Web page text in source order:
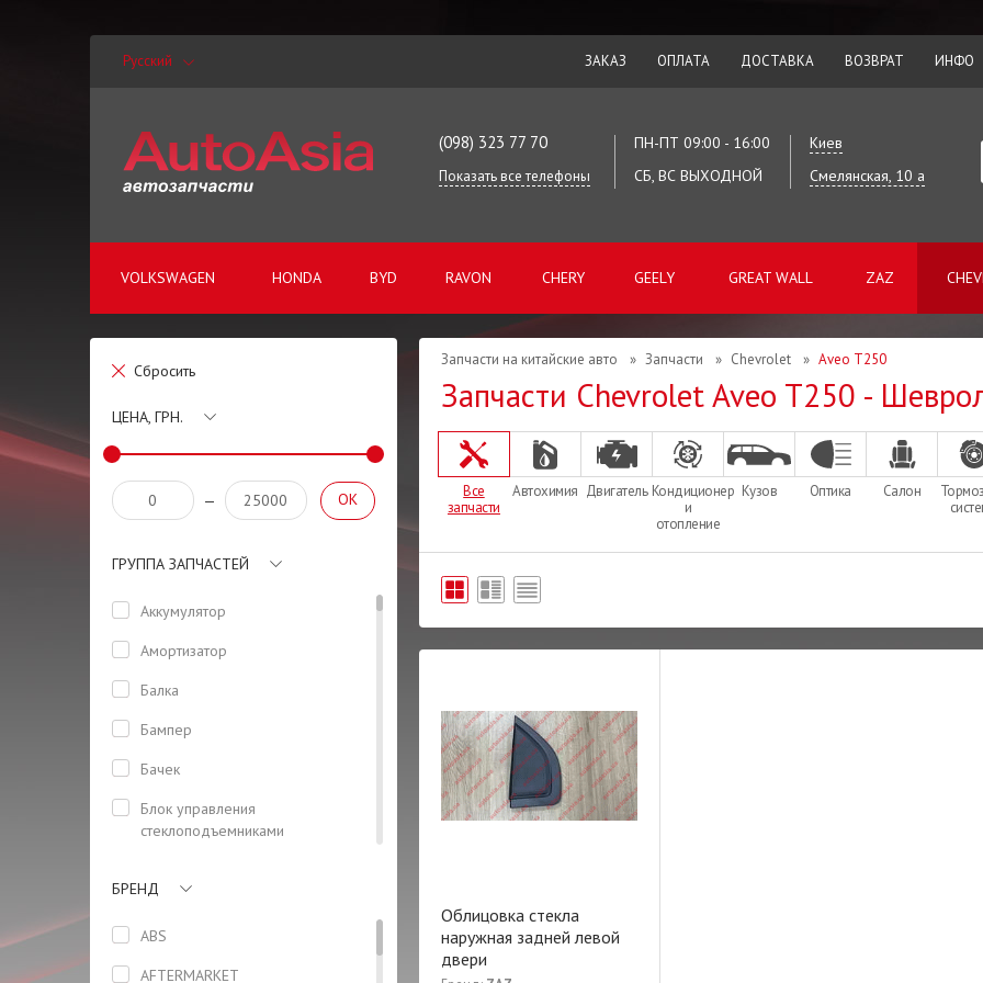
Русский ЗАКАЗ ОПЛАТА ДОСТАВКА ВОЗВРАТ ИНФО
(098) 323 77 70
Показать все телефоны
ПН-ПТ 09:00 - 16:00
СБ, ВС ВЫХОДНОЙ
Киев
Смелянская, 10 а
VOLKSWAGEN HONDA BYD RAVON CHERY GEELY GREAT WALL ZAZ
Сбросить
ЦЕНА, ГРН.
— OK
ГРУППА ЗАПЧАСТЕЙ
Аккумулятор
Амортизатор
Балка
Бампер
Бачек
Блок управления
стеклоподъемниками
Боковая панель кузова
Болт
Бризговик задний левый
БРЕНД
ABS
AFTERMARKET
Запчасти на китайские авто » Запчасти » Chevrolet » Aveo T250
Запчасти Chevrolet Aveo T250 -
Все
запчасти
Автохимия Двигатель Кондиционер
и
отопление
Кузов Оптика Салон
Облицовка стекла
наружная задней левой
двери